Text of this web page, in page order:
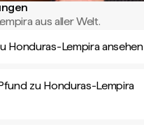
aus aller Welt.
Honduras-Lempira ansehen
zu Honduras-Lempira